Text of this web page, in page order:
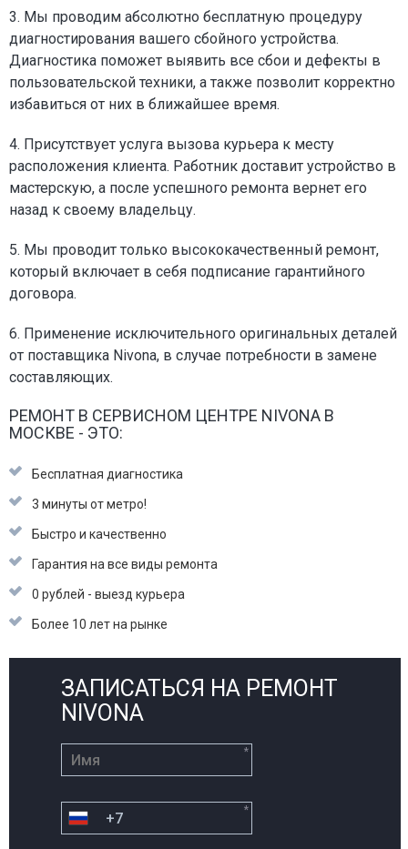
3. Мы проводим абсолютно бесплатную процедуру
диагностирования вашего сбойного устройства.
Диагностика поможет выявить все сбои и дефекты в
пользовательской техники, а также позволит корректно
избавиться от них в ближайшее время.
4. Присутствует услуга вызова курьера к месту
расположения клиента. Работник доставит устройство в
мастерскую, а после успешного ремонта вернет его
назад к своему владельцу.
5. Мы проводит только высококачественный ремонт,
который включает в себя подписание гарантийного
договора.
6. Применение исключительного оригинальных деталей
от поставщика Nivona, в случае потребности в замене
составляющих.
РЕМОНТ В СЕРВИСНОМ ЦЕНТРЕ NIVONA В
МОСКВЕ - ЭТО:
Бесплатная диагностика
3 минуты от метро!
Быстро и качественно
Гарантия на все виды ремонта
0 рублей - выезд курьера
Более 10 лет на рынке
ЗАПИСАТЬСЯ НА РЕМОНТ
NIVONA
*
*